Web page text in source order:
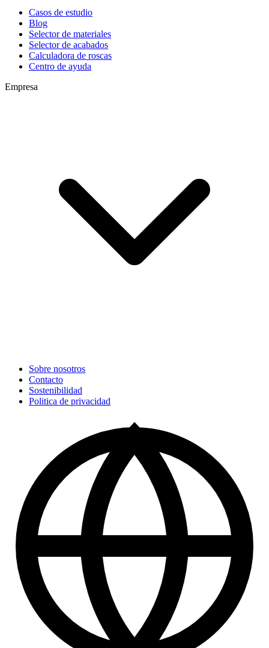
Casos de estudio
Blog
Selector de materiales
Selector de acabados
Calculadora de roscas
Centro de ayuda
Empresa
Sobre nosotros
Contacto
Sostenibilidad
Politica de privacidad